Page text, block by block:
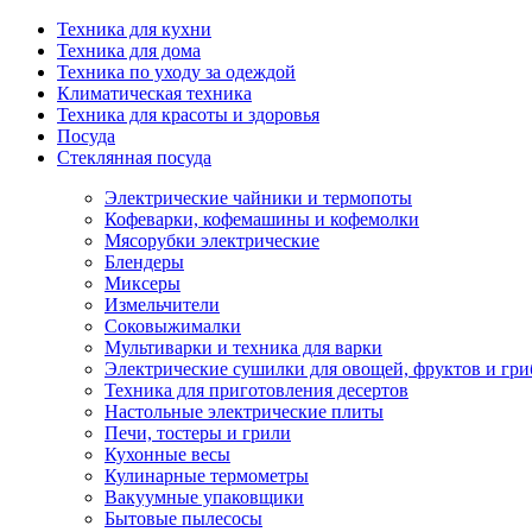
Техника для кухни
Техника для дома
Техника по уходу за одеждой
Климатическая техника
Техника для красоты и здоровья
Посуда
Стеклянная посуда
Электрические чайники и термопоты
Кофеварки, кофемашины и кофемолки
Мясорубки электрические
Блендеры
Миксеры
Измельчители
Соковыжималки
Мультиварки и техника для варки
Электрические сушилки для овощей, фруктов и
Техника для приготовления десертов
Настольные электрические плиты
Печи, тостеры и грили
Кухонные весы
Кулинарные термометры
Вакуумные упаковщики
Бытовые пылесосы